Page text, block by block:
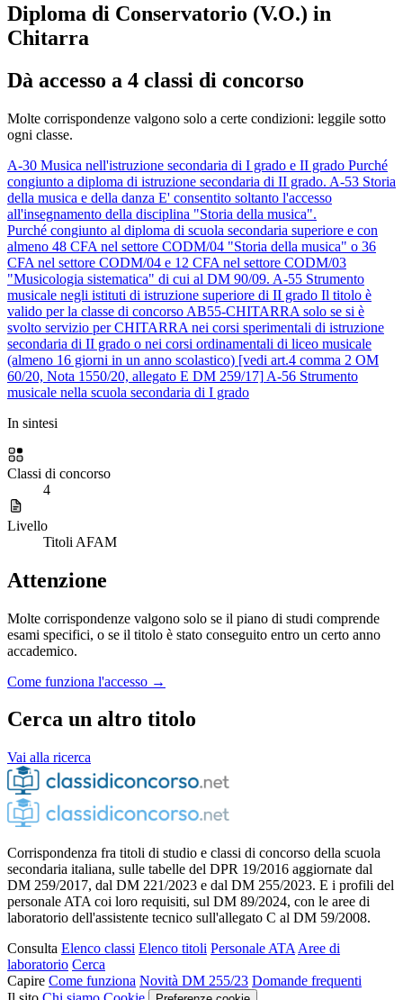
Diploma di Conservatorio (V.O.) in
Chitarra
Dà accesso a 4 classi di concorso
Molte corrispondenze valgono solo a certe condizioni: leggile sotto
ogni classe.
A-30 Musica nell'istruzione secondaria di I grado e II grado Purché
congiunto a diploma di istruzione secondaria di II grado. A-53 Storia
della musica e della danza E' consentito soltanto l'accesso
all'insegnamento della disciplina "Storia della musica".
Purché congiunto al diploma di scuola secondaria superiore e con
almeno 48 CFA nel settore CODM/04 "Storia della musica" o 36
CFA nel settore CODM/04 e 12 CFA nel settore CODM/03
"Musicologia sistematica" di cui al DM 90/09. A-55 Strumento
musicale negli istituti di istruzione superiore di II grado Il titolo è
valido per la classe di concorso AB55-CHITARRA solo se si è
svolto servizio per CHITARRA nei corsi sperimentali di istruzione
secondaria di II grado o nei corsi ordinamentali di liceo musicale
(almeno 16 giorni in un anno scolastico) [vedi art.4 comma 2 OM
60/20, Nota 1550/20, allegato E DM 259/17] A-56 Strumento
musicale nella scuola secondaria di I grado
In sintesi
Classi di concorso
4
Livello
Titoli AFAM
Attenzione
Molte corrispondenze valgono solo se il piano di studi comprende
esami specifici, o se il titolo è stato conseguito entro un certo anno
accademico.
Come funziona l'accesso →
Cerca un altro titolo
Vai alla ricerca
Corrispondenza fra titoli di studio e classi di concorso della scuola
secondaria italiana, sulle tabelle del DPR 19/2016 aggiornate dal
DM 259/2017, dal DM 221/2023 e dal DM 255/2023. E i profili del
personale ATA coi loro requisiti, sul DM 89/2024, con le aree di
laboratorio dell'assistente tecnico sull'allegato C al DM 59/2008.
Consulta Elenco classi Elenco titoli Personale ATA Aree di
laboratorio Cerca
Capire Come funziona Novità DM 255/23 Domande frequenti